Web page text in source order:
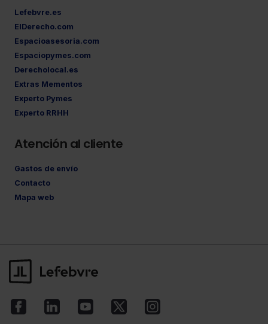
Lefebvre.es
ElDerecho.com
Espacioasesoria.com
Espaciopymes.com
Derecholocal.es
Extras Mementos
Experto Pymes
Experto RRHH
Atención al cliente
Gastos de envío
Contacto
Mapa web